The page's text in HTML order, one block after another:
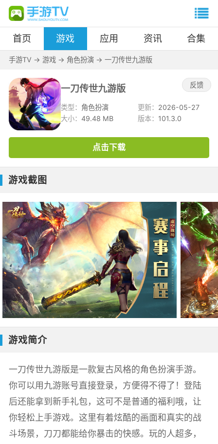
首页 游戏 应用 资讯 合集
手游TV -> 游戏-> 角色扮演-> 一刀传世九游版
一刀传世九游版 反馈
类型： 角色扮演 更新： 2026-05-27
大小： 49.48 MB 版本： 101.3.0
点击下载
游戏截图
游戏简介
一刀传世九游版是一款复古风格的角色扮演手游。
你可以用九游账号直接登录，方便得不得了！登陆
后还能拿到新手礼包，这可不是普通的福利哦，让
你轻松上手游戏。这里有着炫酷的画面和真实的战
斗场景，刀刀都能给你暴击的快感。玩的人超多，